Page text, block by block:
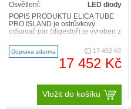
Osvětlení:
LED diody
POPIS PRODUKTU ELICA TUBE
PRO ISLAND je ostrůvkový
odsavač par (digestoř) je vyroben z
par (digestoř) nabízí velký ..
Doprava zdarma 17 452 Kč
17 452 Kč
Vložit do košíku